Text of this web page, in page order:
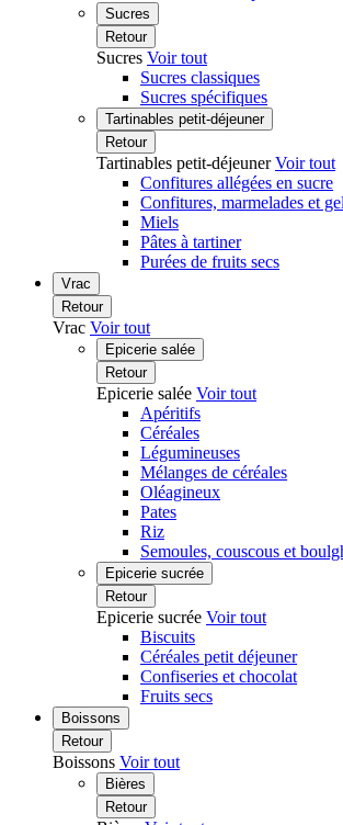
Sucres
Retour
Sucres Voir tout
Sucres classiques
Sucres spécifiques
Tartinables petit-déjeuner
Retour
Tartinables petit-déjeunerVoir tout
Confitures allégées en sucre
Confitures, marmelades et
Miels
Pâtes à tartiner
Purées de fruits secs
Vrac
Retour
Vrac Voir tout
Epicerie salée
Retour
Epicerie salée Voir tout
Apéritifs
Céréales
Légumineuses
Mélanges de céréales
Oléagineux
Pates
Riz
Semoules, couscous et
Epicerie sucrée
Retour
Epicerie sucrée Voir tout
Biscuits
Céréales petit déjeuner
Confiseries et chocolat
Fruits secs
Boissons
Retour
Boissons Voir tout
Bières
Retour